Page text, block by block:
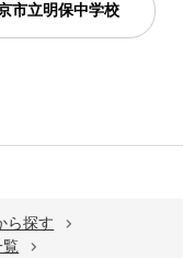
市立明保中学校
ら探す
覧